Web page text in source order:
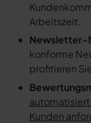
Arbeitszeit.
Newsletter-
konforme
profitieren
Kunden